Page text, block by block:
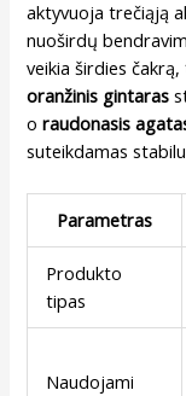
aktyvuoja trečiąją
nuoširdų
veikia širdies čakrą,
oranžinis gintaras
oraudonasis
suteikdamas
Parametras
Produkto
tipas
Naudojami